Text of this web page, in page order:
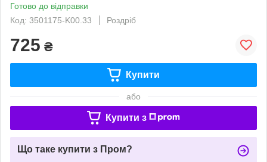
Готово до відправки
Код: 3501175-K00.33
Роздріб
725 ₴
Купити
або
Купити з
Що таке купити з Пром?